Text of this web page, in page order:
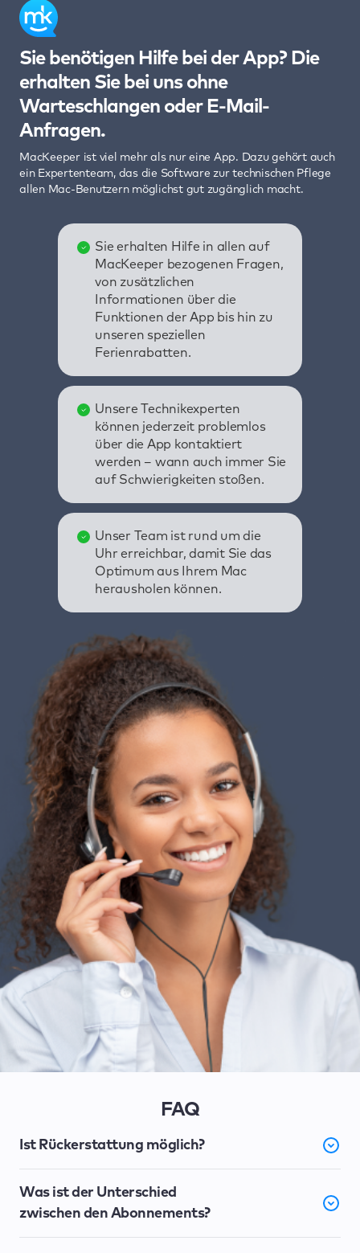
Sie benötigen Hilfe bei der App? Die
erhalten Sie bei uns ohne
Warteschlangen oder E-Mail-
Anfragen.
MacKeeper ist viel mehr als nur eine App. Dazu gehört auch
ein Expertenteam, das die Software zur technischen Pflege
allen Mac-Benutzern möglichst gut zugänglich macht.
Sie erhalten Hilfe in allen auf
MacKeeper bezogenen Fragen,
von zusätzlichen
Informationen über die
Funktionen der App bis hin zu
unseren speziellen
Ferienrabatten.
Unsere Technikexperten
können jederzeit problemlos
über die App kontaktiert
werden – wann auch immer Sie
auf Schwierigkeiten stoßen.
Unser Team ist rund um die
Uhr erreichbar, damit Sie das
Optimum aus Ihrem Mac
herausholen können.
FAQ
Ist Rückerstattung möglich?
Was ist der Unterschied
zwischen den Abonnements?